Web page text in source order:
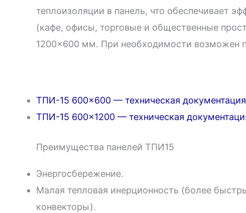
теплоизоляции в панель, что обеспечивает
(кафе, офисы, торговые и общественные
1200×600 мм. При необходимости возможен
ТПИ-15 600×600 — техническая документация
ТПИ-15 600×1200 — техническая
Преимущества панелей ТПИ15
Энергосбережение.
Малая тепловая инерционность (более
конвекторы).